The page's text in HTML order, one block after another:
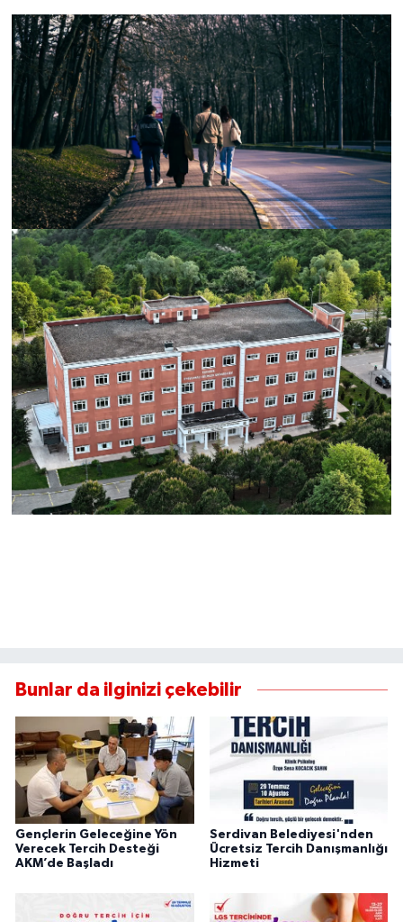
Bunlar da ilginizi çekebilir
Gençlerin Geleceğine Yön
Verecek Tercih Desteği
AKM’de Başladı
Serdivan Belediyesi'nden
Ücretsiz Tercih Danışmanlığı
Hizmeti